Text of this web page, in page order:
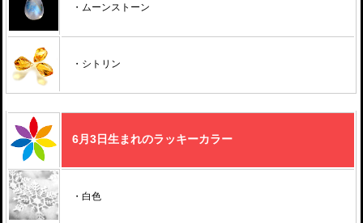
・ムーンストーン
・シトリン
6月3日生まれのラッキーカラー
・白色